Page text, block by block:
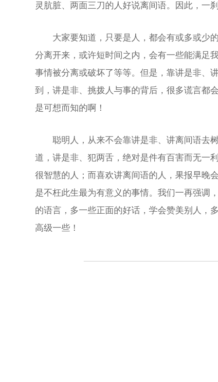
灵肮脏、两面三刀的人好说离间语。因此，一
大家要知道，只要是人，都会有或多或少
分离开来，或许短时间之内，会有一些能满足
事情被分离或破坏了等等。但是，靠讲是非、
到，讲是非、挑拨人与事的背后，很多谎言都
是可想而知的啊！
聪明人，从来不会靠讲是非、讲离间语去
道，讲是非、犯两舌，绝对是件有百害而无一
很智慧的人；而喜欢讲离间语的人，果报早晚
是不枉此生最为有意义的事情。我们一再强调
的语言，多一些正面的好话，学会赞美别人，
高级一些！